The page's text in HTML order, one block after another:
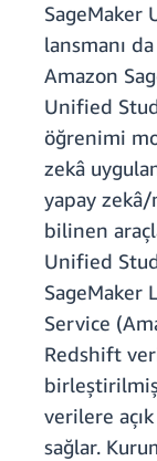
SageMaker
lansmanı
Amazon
Unified
öğrenimi
zekâ
yapay
bilinen
Unified
SageMaker
Service
Redshift
verilere
sağlar.